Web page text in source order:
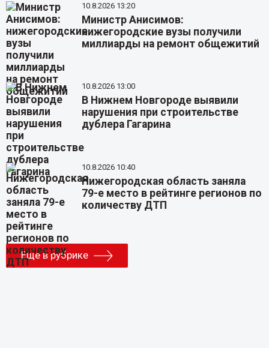
10.8.2026 13:20
Министр Анисимов:
нижегородские вузы получили
миллиарды на ремонт общежитий
10.8.2026 13:00
В Нижнем Новгороде выявили
нарушения при строительстве
дублера Гагарина
10.8.2026 10:40
Нижегородская область заняла
79-е место в рейтинге регионов по
количеству ДТП
Еще в рубрике